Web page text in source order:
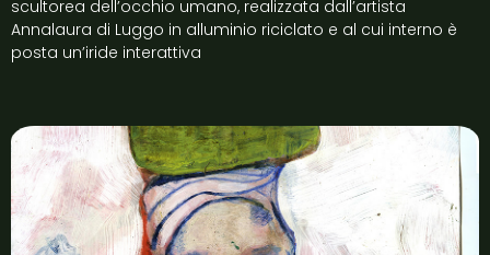
scultorea dell’occhio umano, realizzata dall’artista
Annalaura di Luggo in alluminio riciclato e al cui interno è
posta un’iride interattiva